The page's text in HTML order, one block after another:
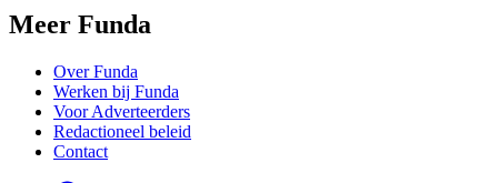
Meer Funda
Over Funda
Werken bij Funda
Voor Adverteerders
Redactioneel beleid
Contact